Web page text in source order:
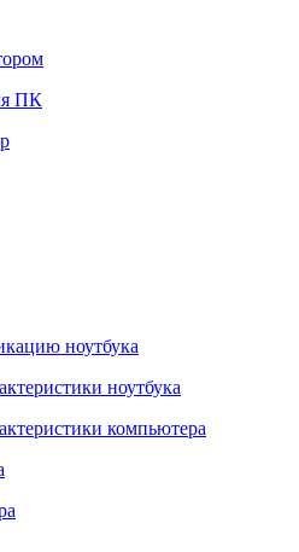
ПК
ноутбука
ноутбука
компьютера